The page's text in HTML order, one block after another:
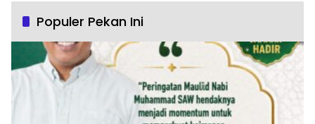
Populer Pekan Ini